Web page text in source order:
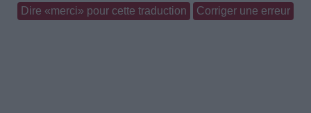
Dire «merci» pour cette traduction Corriger une erreur